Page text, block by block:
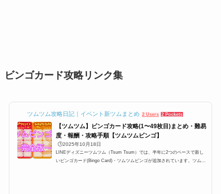
ビンゴカード攻略リンク集
ツムツム攻略日記｜イベント新ツムまとめ 2 Users 2 Pockets
【ツムツム】ビンゴカード攻略(1〜49枚目)まとめ・難易
度・報酬・攻略手順【ツムツムビンゴ】
🕒️2025年10月18日
LINEディズニーツムツム（Tsum Tsum）では、半年に2つのペースで新し
いビンゴカード(Bingo Card)・ツムツムビンゴが追加されています。ツムツ